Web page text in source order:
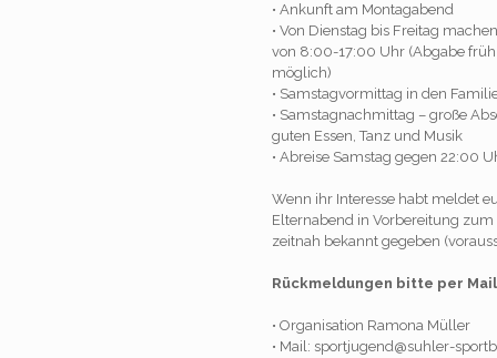
• Ankunft am Montagabend
• Von Dienstag bis Freitag
von 8:00-17:00 Uhr (Abgabe
möglich)
• Samstagvormittag in den
• Samstagnachmittag – große
guten Essen, Tanz und Musik
• Abreise Samstag gegen 22:00
Wenn ihr Interesse habt meldet
Elternabend in Vorbereitung
zeitnah bekannt gegeben
Rückmeldungen bitte per
• Organisation Ramona Müller
• Mail: sportjugend@suhler-